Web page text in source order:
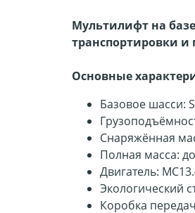
Мультилифт на
транспортировки
Основные
Базовое шасси:
Снаряжённая
Полная масса:
Двигатель:
Экологический
Коробка